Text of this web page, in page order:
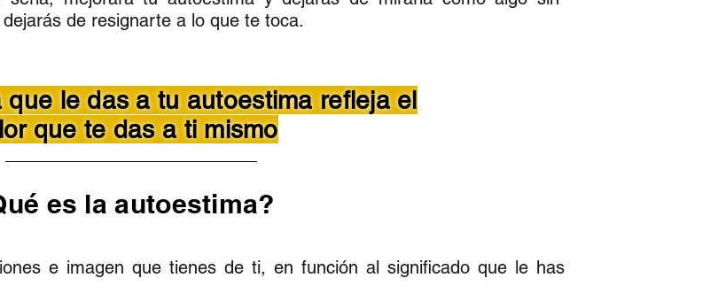
de resignarte a lo que te toca.
que le das a tu autoestima refleja el
que te das a ti mismo
es la autoestima?
e imagen que tienes de ti, en función al significado que le has